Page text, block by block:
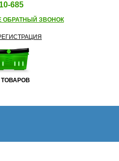
685
ОБРАТНЫЙ ЗВОНОК
ТОВАРОВ